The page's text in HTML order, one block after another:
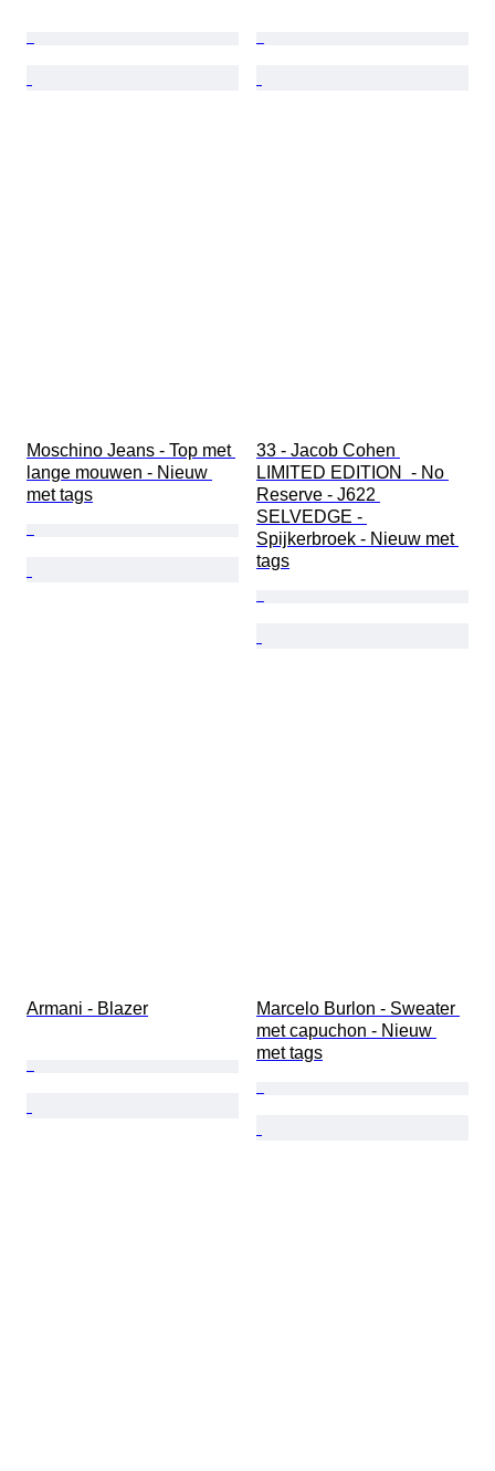
Moschino Jeans - Top met
lange mouwen - Nieuw
met tags
33 - Jacob Cohen
LIMITED EDITION  - No
Reserve - J622
SELVEDGE -
Spijkerbroek - Nieuw met
tags
Armani - Blazer
Marcelo Burlon - Sweater
met capuchon - Nieuw
met tags